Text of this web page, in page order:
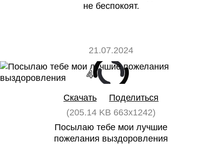
не беспокоят.
21.07.2024
4
Скачать
Поделиться
(205.14 KB 663x1242)
Посылаю тебе мои лучшие
пожелания выздоровления